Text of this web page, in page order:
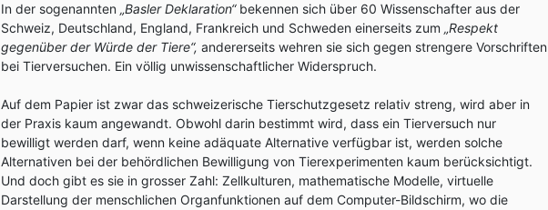
In der sogenannten „Basler Deklaration“bekennen sich über 60 Wissenschafter aus der
Schweiz, Deutschland, England, Frankreich und Schweden einerseits zum „Respekt
gegenüber der Würde der Tiere“, andererseits wehren sie sich gegen strengere Vorschriften
bei Tierversuchen. Ein völlig unwissenschaftlicher Widerspruch.
Auf dem Papier ist zwar das schweizerische Tierschutzgesetz relativ streng, wird aber in
der Praxis kaum angewandt. Obwohl darin bestimmt wird, dass ein Tierversuch nur
bewilligt werden darf, wenn keine adäquate Alternative verfügbar ist, werden solche
Alternativen bei der behördlichen Bewilligung von Tierexperimenten kaum berücksichtigt.
Und doch gibt es sie in grosser Zahl: Zellkulturen, mathematische Modelle, virtuelle
Darstellung der menschlichen Organfunktionen auf dem Computer-Bildschirm, wo die